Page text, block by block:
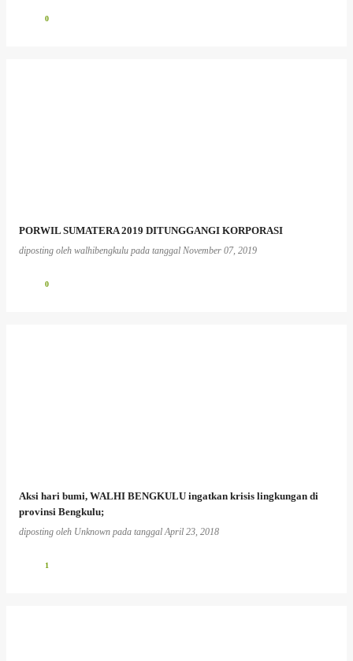
0
PORWIL SUMATERA 2019 DITUNGGANGI KORPORASI
diposting oleh walhibengkulu pada tanggal November 07, 2019
0
Aksi hari bumi, WALHI BENGKULU ingatkan krisis lingkungan di
provinsi Bengkulu;
diposting oleh Unknown pada tanggalApril 23, 2018
1